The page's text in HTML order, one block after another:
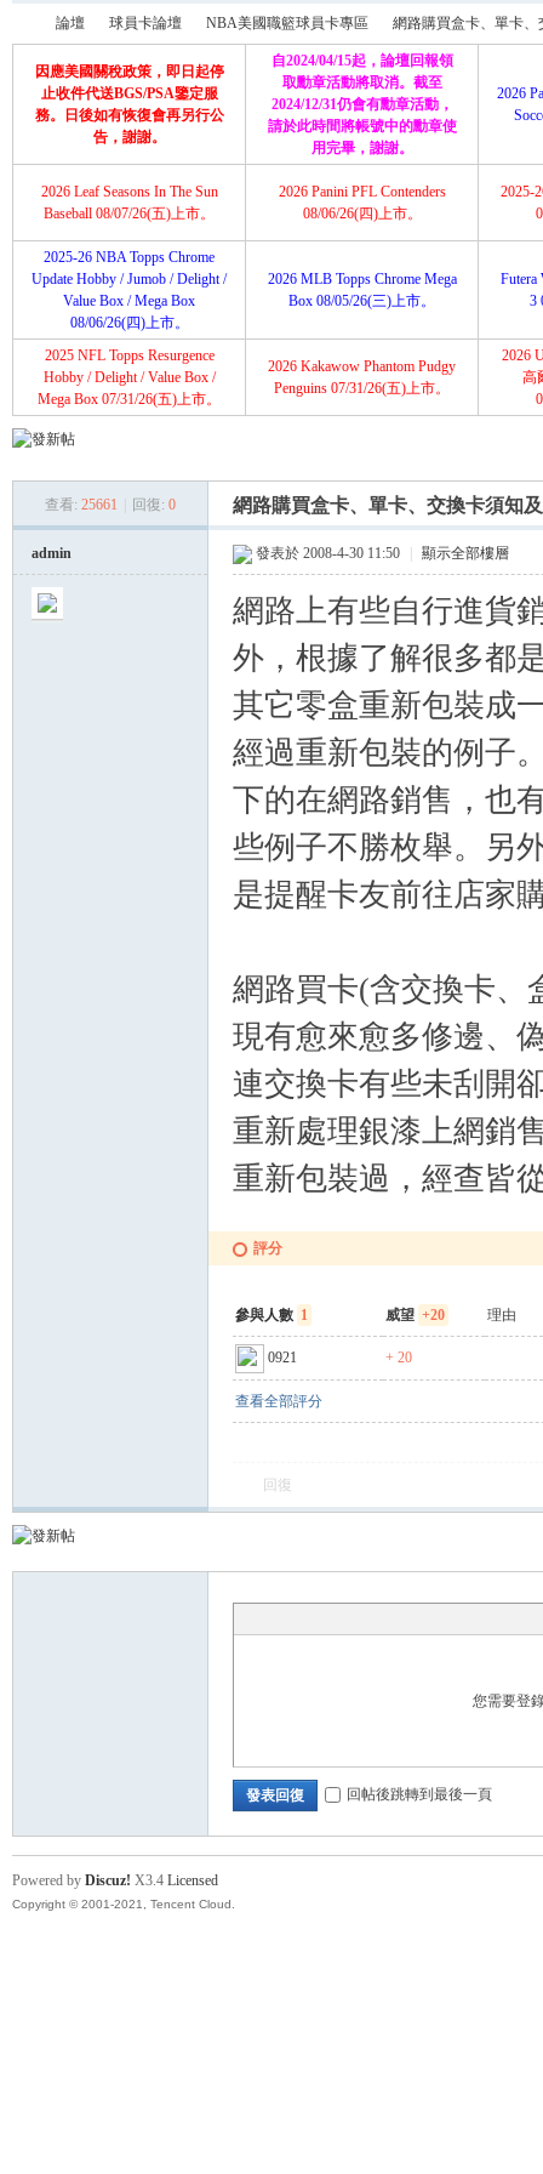
»
論壇
›
球員卡論壇
›
NBA美國職籃球員卡專區
›
網路購買盒卡、單卡
因應美國關稅政策，即日起停
止收件代送BGS/PSA鑒定服
務。日後如有恢復會再另行公
告，謝謝。
自2024/04/15起，論壇回報領
取勳章活動將取消。截至
2024/12/31仍會有勳章活動，
請於此時間將帳號中的勳章使
用完畢，謝謝。
2026
2026 Leaf Seasons In The Sun
Baseball 08/07/26(五)上市。
2026 Panini PFL Contenders
08/06/26(四)上市。
2025-
2025-26 NBA Topps Chrome
Update Hobby / Jumob / Delight /
Value Box / Mega Box
08/06/26(四)上市。
2026 MLB Topps Chrome Mega
Box 08/05/26(三)上市。
Futera
3
2025 NFL Topps Resurgence
Hobby / Delight / Value Box /
Mega Box 07/31/26(五)上市。
2026 Kakawow Phantom Pudgy
Penguins 07/31/26(五)上市。
2026
高
查看: 25661 回復: 0 網路購買盒卡、單卡、交換卡須知
admin 發表於 2008-4-30 11:50 顯示全部樓層
網路上有些自行進貨
外，根據了解很多都
其它零盒重新包裝成
經過重新包裝的例子
下的在網路銷售，也
些例子不勝枚舉。另
是提醒卡友前往店家
網路買卡(含交換卡、
現有愈來愈多修邊、
連交換卡有些未刮開
重新處理銀漆上網銷
重新包裝過，經查皆
評分
參與人數 1 威望 +20 理由
0921 + 20
查看全部評分
回復
您需要登
發表回復 回帖後跳轉到最後一頁
Powered by Discuz! X3.4 Licensed
Copyright © 2001-2021, Tencent Cloud.